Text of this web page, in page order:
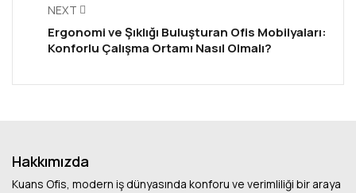
NEXT
Ergonomi ve Şıklığı Buluşturan Ofis Mobilyaları:
Konforlu Çalışma Ortamı Nasıl Olmalı?
Hakkımızda
Kuans Ofis, modern iş dünyasında konforu ve verimliliği bir araya